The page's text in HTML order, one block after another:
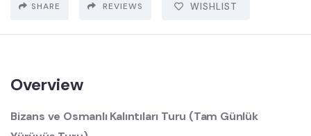
SHARE REVIEWS WISHLIST
Overview
Bizans ve Osmanlı Kalıntıları Turu (Tam Günlük